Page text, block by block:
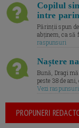
Copilul
intre
Părinții spun
abținem, ca să
raspunsuri
Naștere
Bună, Dragi
peste 38 de
Vezi raspunsuri
PROPUNERI